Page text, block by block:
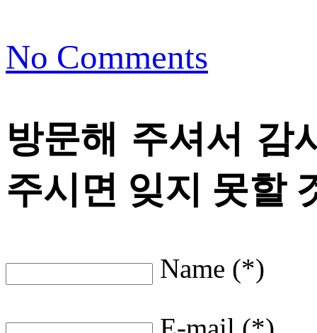
No Comments
방문해 주셔서 감
주시면 잊지 못할
Name (*)